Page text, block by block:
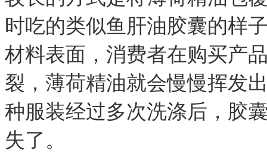
时吃的类似鱼肝油胶囊的样
材料表面，消费者在购买产
裂，薄荷精油就会慢慢挥发
种服装经过多次洗涤后，胶
失了。